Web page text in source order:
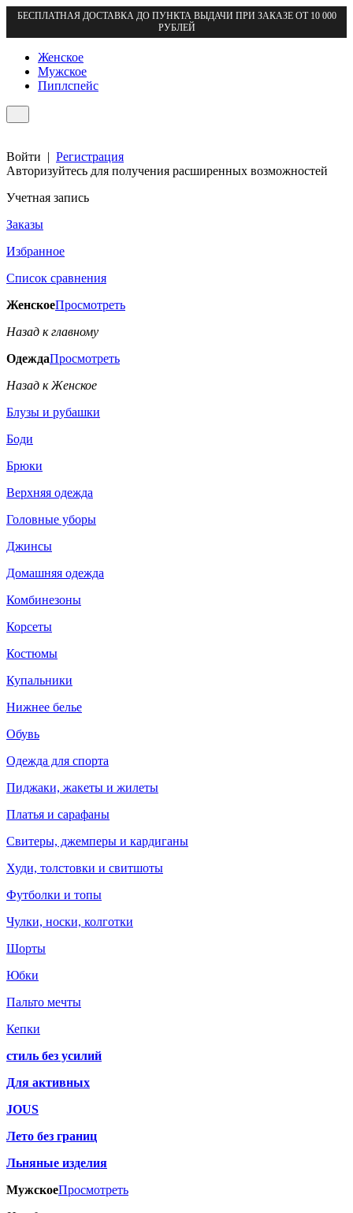
БЕСПЛАТНАЯ ДОСТАВКА ДО ПУНКТА ВЫДАЧИ ПРИ ЗАКАЗЕ ОТ 10 000
РУБЛЕЙ
Женское
Мужское
Пиплспейс
Войти | Регистрация
Авторизуйтесь для получения расширенных возможностей
Учетная запись
Заказы
Избранное
Список сравнения
ЖенскоеПросмотреть
Назад к главному
ОдеждаПросмотреть
Назад к Женское
Блузы и рубашки
Боди
Брюки
Верхняя одежда
Головные уборы
Джинсы
Домашняя одежда
Комбинезоны
Корсеты
Костюмы
Купальники
Нижнее белье
Обувь
Одежда для спорта
Пиджаки, жакеты и жилеты
Платья и сарафаны
Свитеры, джемперы и кардиганы
Худи, толстовки и свитшоты
Футболки и топы
Чулки, носки, колготки
Шорты
Юбки
Пальто мечты
Кепки
стиль без усилий
Для активных
JOUS
Лето без границ
Льняные изделия
МужскоеПросмотреть